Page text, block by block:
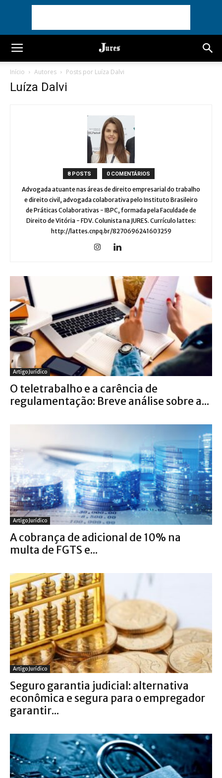
Início Autores Posts por Luíza Dalvi
Luíza Dalvi
8 POSTS 0 COMENTÁRIOS
Advogada atuante nas áreas de direito empresarial do trabalho
e direito civil, advogada colaborativa pelo Instituto Brasileiro
de Práticas Colaborativas - IBPC, formada pela Faculdade de
Direito de Vitória - FDV. Colunista na JURES. Currículo lattes:
http://lattes.cnpq.br/8270696241603259
Artigo Jurídico
O teletrabalho e a carência de
regulamentação: Breve análise sobre a...
Artigo Jurídico
A cobrança de adicional de 10% na
multa de FGTS e...
Artigo Jurídico
Seguro garantia judicial: alternativa
econômica e segura para o empregador
garantir...